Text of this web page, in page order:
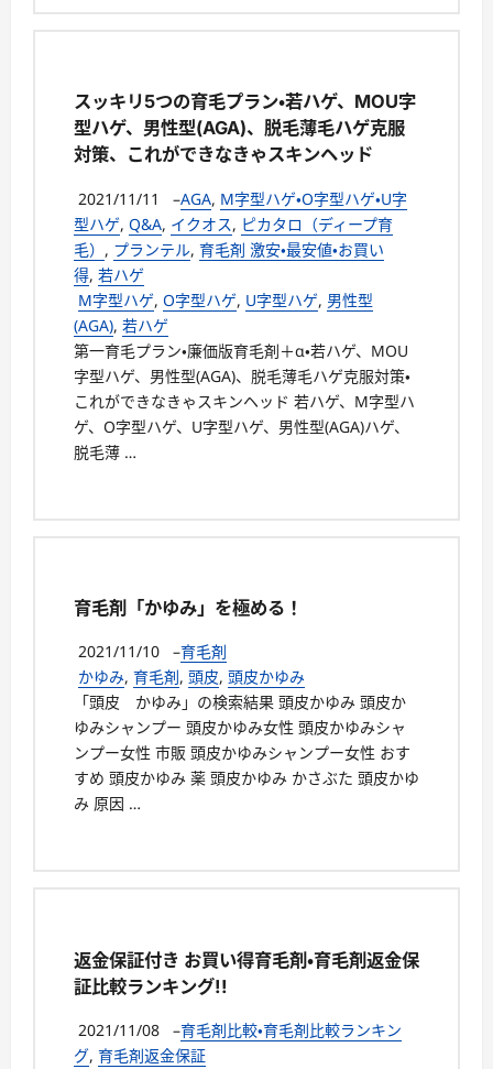
スッキリ5つの育毛プラン・若ハゲ、MOU字
型ハゲ、男性型(AGA)、脱毛薄毛ハゲ克服
対策、これができなきゃスキンヘッド
2021/11/11 –AGA, M字型ハゲ・O字型ハゲ・U字
型ハゲ, Q&A, イクオス, ピカタロ（ディープ育
毛） , プランテル, 育毛剤 激安・最安値・お買い
得, 若ハゲ
M字型ハゲ, O字型ハゲ, U字型ハゲ, 男性型
(AGA), 若ハゲ
第一育毛プラン・廉価版育毛剤＋α・若ハゲ、MOU
字型ハゲ、男性型(AGA)、脱毛薄毛ハゲ克服対策・
これができなきゃスキンヘッド 若ハゲ、M字型ハ
ゲ、O字型ハゲ、U字型ハゲ、男性型(AGA)ハゲ、
脱毛薄 …
育毛剤「かゆみ」を極める！
2021/11/10 –育毛剤
かゆみ, 育毛剤, 頭皮, 頭皮かゆみ
「頭皮 かゆみ」の検索結果 頭皮かゆみ 頭皮か
ゆみシャンプー 頭皮かゆみ女性 頭皮かゆみシャ
ンプー女性 市販 頭皮かゆみシャンプー女性 おす
すめ 頭皮かゆみ 薬 頭皮かゆみ かさぶた 頭皮かゆ
み 原因 …
返金保証付き お買い得育毛剤・育毛剤返金保
証比較ランキング!!
2021/11/08 –育毛剤比較・育毛剤比較ランキン
グ, 育毛剤返金保証